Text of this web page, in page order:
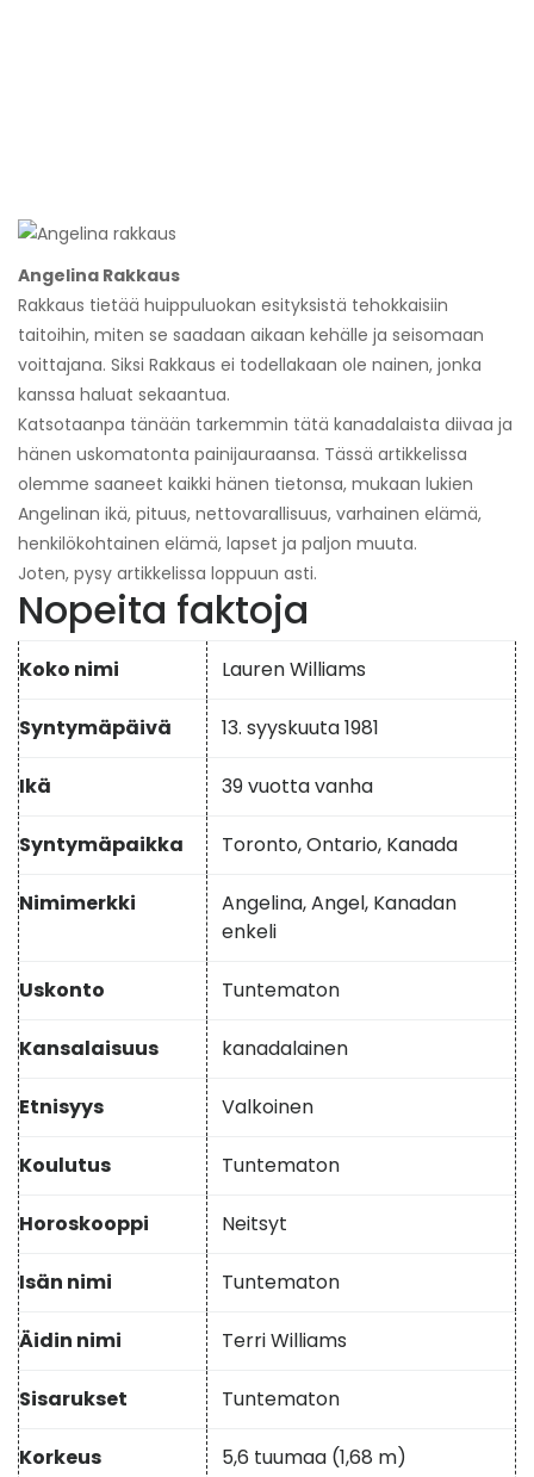
Angelina Rakkaus
Rakkaus tietää huippuluokan esityksistä tehokkaisiin
taitoihin, miten se saadaan aikaan kehälle ja seisomaan
voittajana. Siksi Rakkaus ei todellakaan ole nainen, jonka
kanssa haluat sekaantua.
Katsotaanpa tänään tarkemmin tätä kanadalaista diivaa ja
hänen uskomatonta painijauraansa. Tässä artikkelissa
olemme saaneet kaikki hänen tietonsa, mukaan lukien
Angelinan ikä, pituus, nettovarallisuus, varhainen elämä,
henkilökohtainen elämä, lapset ja paljon muuta.
Joten, pysy artikkelissa loppuun asti.
Nopeita faktoja
Koko nimi Lauren Williams
Syntymäpäivä 13. syyskuuta 1981
Ikä 39 vuotta vanha
Syntymäpaikka Toronto, Ontario, Kanada
Nimimerkki
Angelina, Angel, Kanadan
enkeli
Uskonto Tuntematon
Kansalaisuus kanadalainen
Etnisyys Valkoinen
Koulutus Tuntematon
Horoskooppi Neitsyt
Isän nimi Tuntematon
Äidin nimi Terri Williams
Sisarukset Tuntematon
Korkeus 5,6 tuumaa (1,68 m)